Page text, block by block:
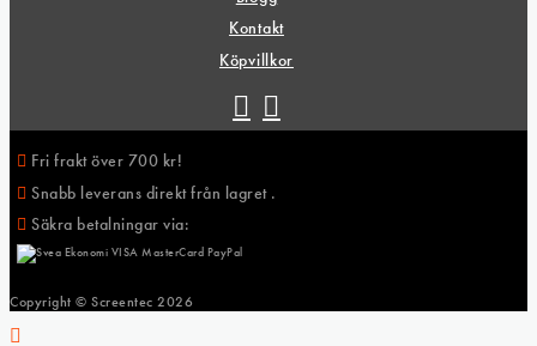
Kontakt
Köpvillkor
Fri frakt över 700 kr!
Snabb leverans direkt från lagret .
Säkra betalningar via:
Copyright © Screentec 2026